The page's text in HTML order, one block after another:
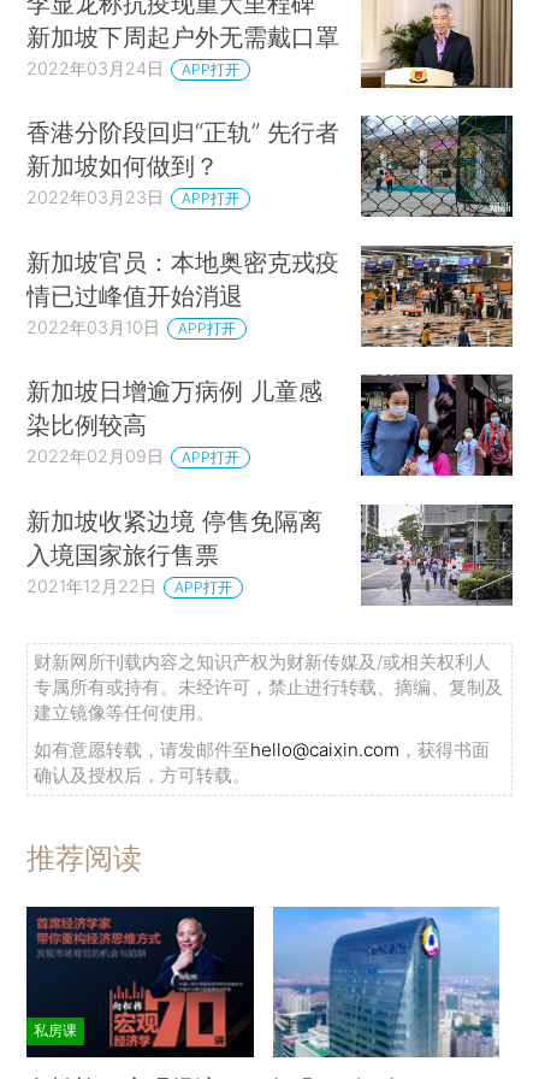
新加坡下周起户外无需戴口罩
2022年03月24日 APP打开
香港分阶段回归“正轨” 先行者
新加坡如何做到？
2022年03月23日 APP打开
新加坡官员：本地奥密克戎疫
情已过峰值开始消退
2022年03月10日 APP打开
新加坡日增逾万病例 儿童感
染比例较高
2022年02月09日 APP打开
新加坡收紧边境 停售免隔离
入境国家旅行售票
2021年12月22日 APP打开
财新网所刊载内容之知识产权为财新传媒及/或相关权利人
专属所有或持有。未经许可，禁止进行转载、摘编、复制及
建立镜像等任何使用。
如有意愿转载，请发邮件至hello@caixin.com ，获得书面
确认及授权后，方可转载。
推荐阅读
私房课